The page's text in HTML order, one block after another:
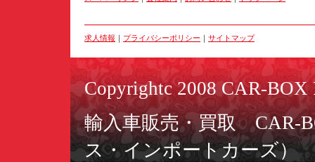
求人情報 プライバシーポリシー サイトマップ
Copyrightc 2008 CAR-BOX
輸入車販売・買取 CAR-
ス・インポートカーズ）